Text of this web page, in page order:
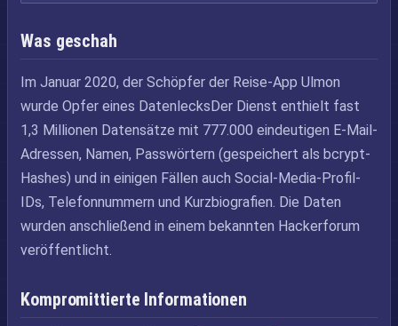
Was geschah
Im Januar 2020, der Schöpfer der Reise-App Ulmon
wurde Opfer eines DatenlecksDer Dienst enthielt fast
1,3 Millionen Datensätze mit 777.000 eindeutigen E-Mail-
Adressen, Namen, Passwörtern (gespeichert als bcrypt-
Hashes) und in einigen Fällen auch Social-Media-Profil-
IDs, Telefonnummern und Kurzbiografien. Die Daten
wurden anschließend in einem bekannten Hackerforum
veröffentlicht.
Kompromittierte Informationen